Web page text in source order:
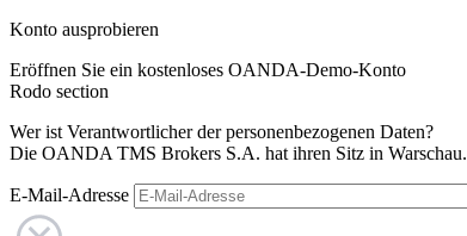
Konto ausprobieren
Eröffnen Sie ein kostenloses OANDA-Demo-Konto
Rodo section
Wer ist Verantwortlicher der personenbezogenen Daten?
Die OANDA TMS Brokers S.A. hat ihren Sitz in Warschau.
E-Mail-Adresse